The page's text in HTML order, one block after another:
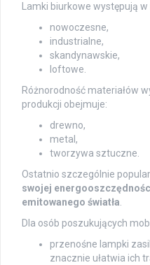
Lamki biurkowe występują
nowoczesne,
industrialne,
skandynawskie,
loftowe.
Różnorodność materiałów
produkcji obejmuje:
drewno,
metal,
tworzywa sztuczne.
Ostatnio szczególnie
swojej
emitowanego światła
Dla osób poszukujących
przenośne lampki
znacznie ułatwia ich